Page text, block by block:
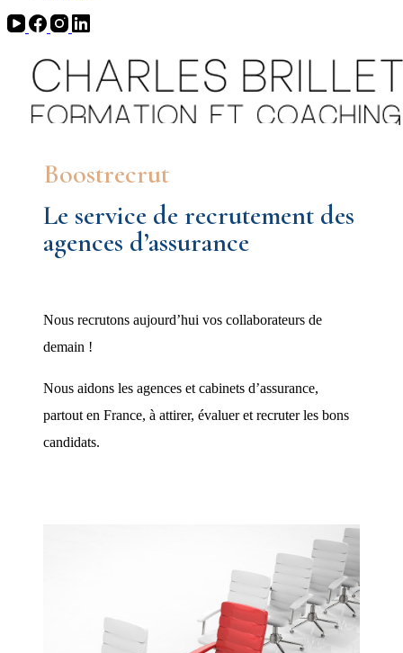
Boostrecrut
Le service de recrutement des
agences d’assurance
Nous recrutons aujourd’hui vos collaborateurs de
demain !
Nous aidons les agences et cabinets d’assurance,
partout en France, à attirer, évaluer et recruter les bons
candidats.